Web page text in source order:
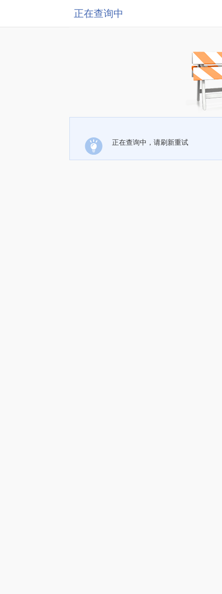
正在查询中
正在查询中，请刷新重试